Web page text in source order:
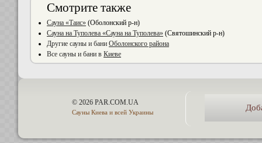
Смотрите также
Сауна «Таис» (Оболонский р-н)
Сауна на Туполева «Сауна на Туполева» (Святошинский р-н)
Другие сауны и бани Оболонского района
Все сауны и бани в Киеве
© 2026 PAR.COM.UA
Сауны Киева и всей Украины